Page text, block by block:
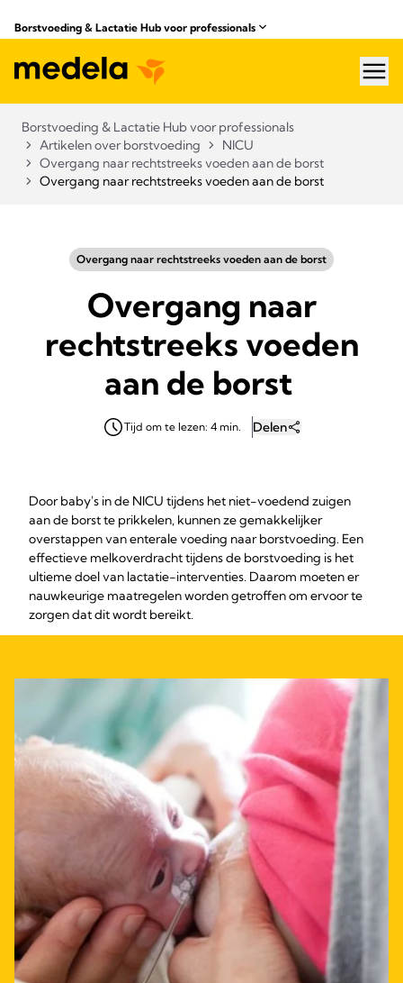
Borstvoeding & Lactatie Hub voor professionals​
Borstvoeding & Lactatie Hub voor professionals​
Artikelen over borstvoeding
NICU
Overgang naar rechtstreeks voeden aan de borst
Overgang naar rechtstreeks voeden aan de borst
Overgang naar rechtstreeks voeden aan de borst
Overgang naar
rechtstreeks voeden
aan de borst
Tijd om te lezen: 4 min. Delen
Door baby's in de NICU tijdens het niet-voedend zuigen
aan de borst te prikkelen, kunnen ze gemakkelijker
overstappen van enterale voeding naar borstvoeding. Een
effectieve melkoverdracht tijdens de borstvoeding is het
ultieme doel van lactatie-interventies. Daarom moeten er
nauwkeurige maatregelen worden getroffen om ervoor te
zorgen dat dit wordt bereikt.